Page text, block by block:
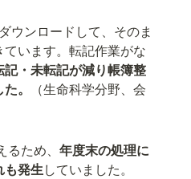
ウンロードして、そのま
います。転記作業がな
記・未転記が減り帳簿整
。
（生命科学分野、会
ため、 年度末の処理に
も発生していました。